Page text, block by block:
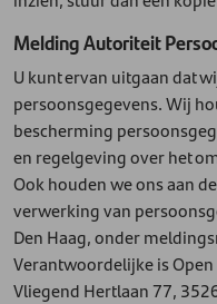
Melding Autoriteit
U kunt ervan uitgaan dat
persoonsgegevens. Wij
bescherming
en regelgeving over het
Ook houden we ons aan
verwerking van
Den Haag, onder
Verantwoordelijke is Open
Vliegend Hertlaan 77,